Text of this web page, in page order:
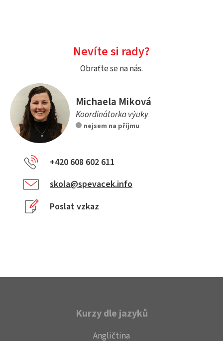
Nevíte si rady?
Obraťte se na nás.
Michaela Miková
Koordinátorka výuky
nejsem na příjmu
+420 608 602 611
skola@spevacek.info
Poslat vzkaz
Kurzy dle jazyků
Angličtina